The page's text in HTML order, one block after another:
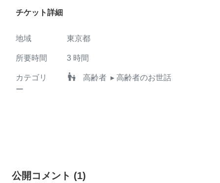
チケット詳細
地域 東京都
所要時間 3 時間
カテゴリ
ー
escalator_warning 高齢者 ▸ 高齢者のお世話
公開コメント (1)